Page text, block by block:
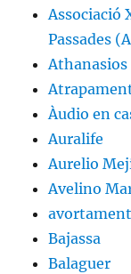
Associació
Passades
Àudio en
Auralife
Aurelio
Avelino
avortament
Bajassa
Balaguer